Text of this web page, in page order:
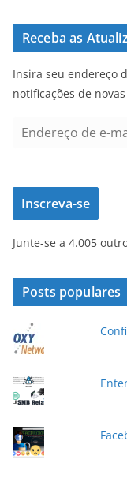
Receba as
Insira seu endereço
notificações de
e
e
ç
d
-
a
i
Inscreva-se
Junte-se a 4.005
Posts populares